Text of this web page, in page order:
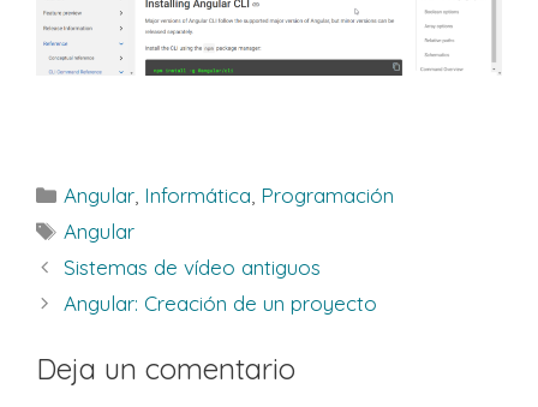
Categorías
Angular Informática Programación
Etiquetas
Angular
Sistemas de vídeo antiguos
Angular: Creación de un proyecto
Deja un comentario